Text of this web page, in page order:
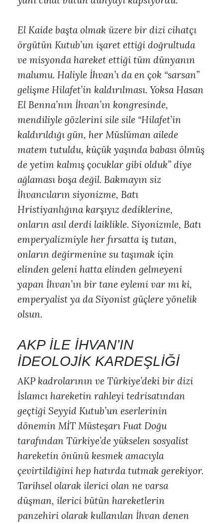
El Kaide başta olmak üzere bir dizi cihatçı
örgütün Kutub’un işaret ettiği doğrultuda
ve misyonda hareket ettiği tüm dünyanın
malumu. Haliyle İhvan’ı da en çok “sarsan”
gelişme Hilafet’in kaldırılması. Yoksa Hasan
El Benna’nın İhvan’ın kongresinde,
mendiliyle gözlerini sile sile “Hilafet’in
kaldırıldığı gün, her Müslüman ailede
matem tutuldu, küçük yaşında babası ölmüş
de yetim kalmış çocuklar gibi olduk” diye
ağlaması boşa değil. Bakmayın siz
İhvancıların siyonizme, Batı
Hristiyanlığına karşıyız dediklerine,
onların asıl derdi laiklikle. Siyonizmle, Batı
emperyalizmiyle her fırsatta iş tutan,
onların değirmenine su taşımak için
elinden geleni hatta elinden gelmeyeni
yapan İhvan’ın bir tane eylemi var mı ki,
emperyalist ya da Siyonist güçlere yönelik
olsun.
AKP İLE İHVAN’IN
İDEOLOJİK KARDEŞLİĞİ
AKP kadrolarının ve Türkiye’deki bir dizi
İslamcı hareketin rahleyi tedrisatından
geçtiği Seyyid Kutub’un eserlerinin
dönemin MİT Müsteşarı Fuat Doğu
tarafından Türkiye’de yükselen sosyalist
hareketin önünü kesmek amacıyla
çevirtildiğini hep hatırda tutmak gerekiyor.
Tarihsel olarak ilerici olan ne varsa
düşman, ilerici bütün hareketlerin
panzehiri olarak kullanılan İhvan denen